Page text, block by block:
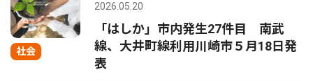
社会
2026.05.20
「はしか」市内発生27件目 南武
線、大井町線利用川崎市５月18日発
表